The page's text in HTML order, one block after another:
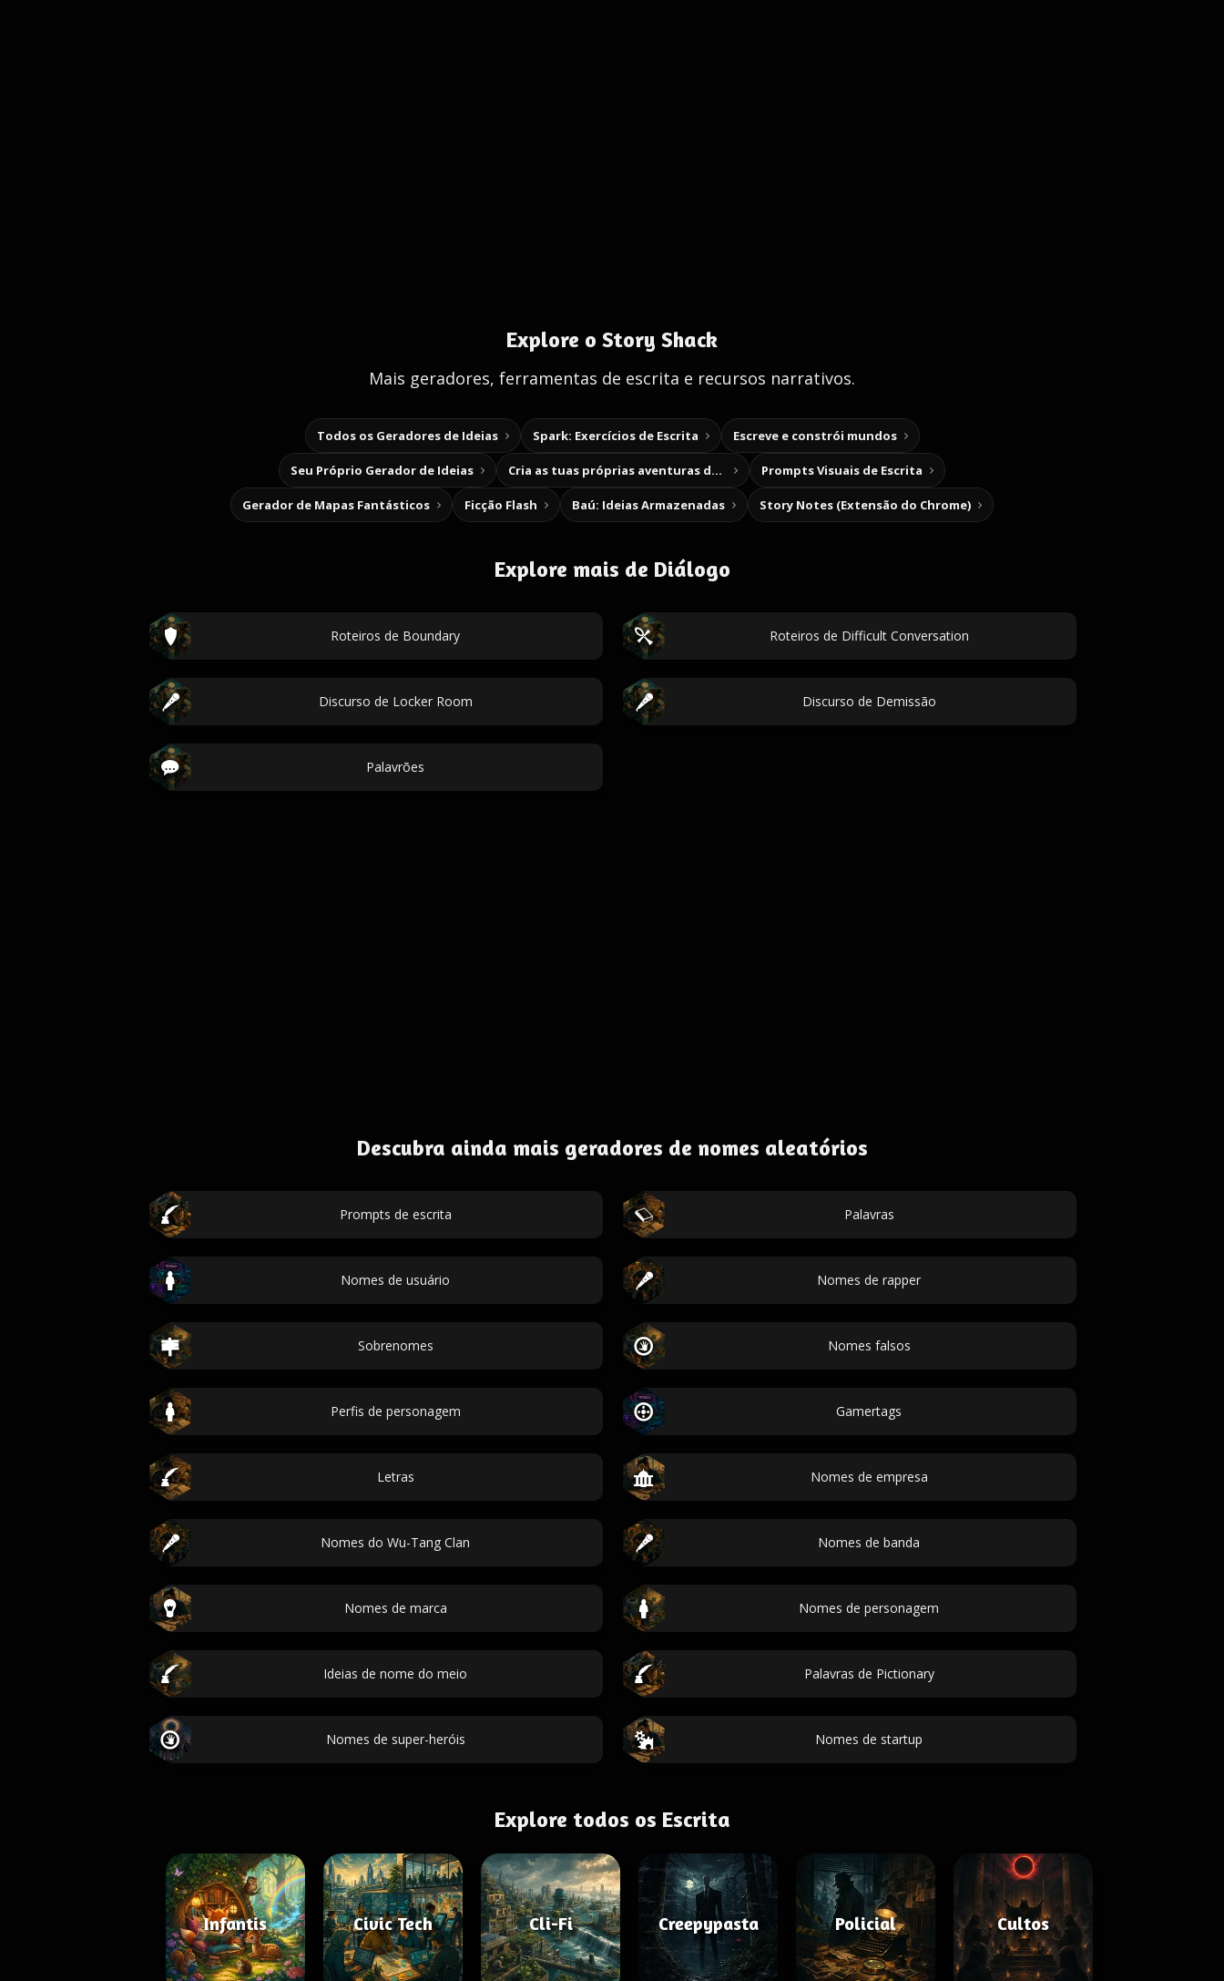
Explore o Story Shack
Mais geradores, ferramentas de escrita e recursos narrativos.
Todos os Geradores de Ideias Spark: Exercícios de Escrita Escreve e constrói mundos
Seu Próprio Gerador de Ideias Cria as tuas próprias aventuras de escolha Prompts Visuais de Escrita
Gerador de Mapas Fantásticos Ficção Flash Baú: Ideias Armazenadas Story Notes (Extensão do Chrome)
Explore mais de Diálogo
Roteiros de Boundary Roteiros de Difficult Conversation
Discurso de Locker Room Discurso de Demissão
Palavrões
Descubra ainda mais geradores de nomes aleatórios
Prompts de escrita Palavras
Nomes de usuário Nomes de rapper
Sobrenomes Nomes falsos
Perfis de personagem Gamertags
Letras Nomes de empresa
Nomes do Wu-Tang Clan Nomes de banda
Nomes de marca Nomes de personagem
Ideias de nome do meio Palavras de Pictionary
Nomes de super-heróis Nomes de startup
Explore todos os Escrita
Infantis Civic Tech Cli-Fi Creepypasta Policial Cultos